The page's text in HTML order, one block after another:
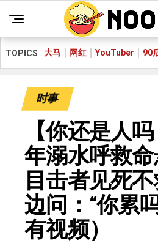
TOPICS 大马 网红 YouTuber 90
时事
【你还是人
年溺水呼救命
目击者见死
边问：“你累
有视频）